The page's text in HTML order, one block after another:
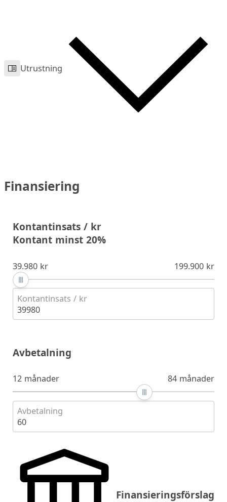
Utrustning
Finansiering
Kontantinsats / kr
Kontant minst 20%
39.980 kr 199.900 kr
Kontantinsats / kr
39980
Avbetalning
12 månader 84 månader
Avbetalning
60
Finansieringsförslag